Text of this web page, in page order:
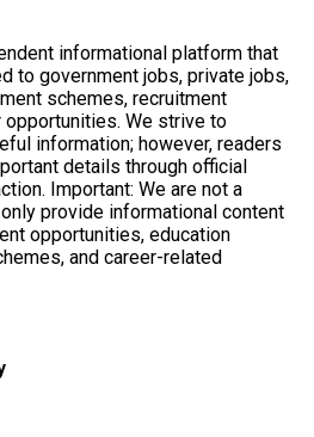
informational platform that
to government jobs, private jobs,
schemes, recruitment
opportunities. We strive to
information; however, readers
details through official
Important: We are not a
provide informational content
opportunities, education
and career-related